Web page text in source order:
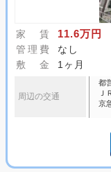
家 賃 11.6万円
管理費
なし
敷 金
1ヶ月
周辺の交通
都
京